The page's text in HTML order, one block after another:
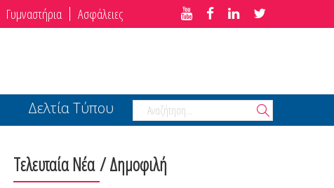
Γυμναστήρια Ασφάλειες
Δελτία Τύπου
Τελευταία Νέα / Δημοφιλή